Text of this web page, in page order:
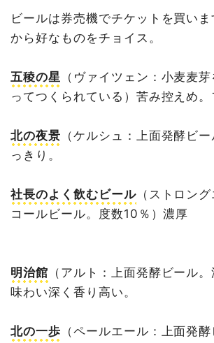
ビールは券売機でチケットを買い
から好なものをチョイス。
五稜の星 （ヴァイツェン：小麦麦
ってつくられている）苦み控えめ。
北の夜景 （ケルシュ：上面発酵ビ
っきり。
社長のよく飲むビール（ストロン
コールビール。度数10％）濃厚
明治館 （アルト：上面発酵ビール。
味わい深く香り高い。
北の一歩 （ペールエール：上面発酵